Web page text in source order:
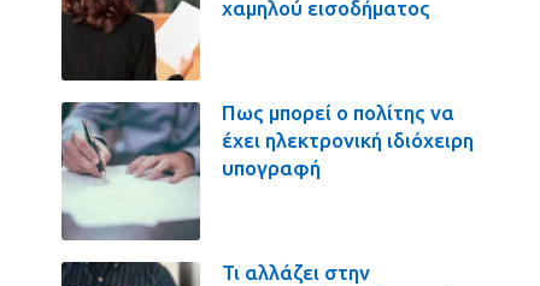
χαμηλού εισοδήματος
Πως μπορεί ο πολίτης να
έχει ηλεκτρονική ιδιόχειρη
υπογραφή
Τι αλλάζει στην